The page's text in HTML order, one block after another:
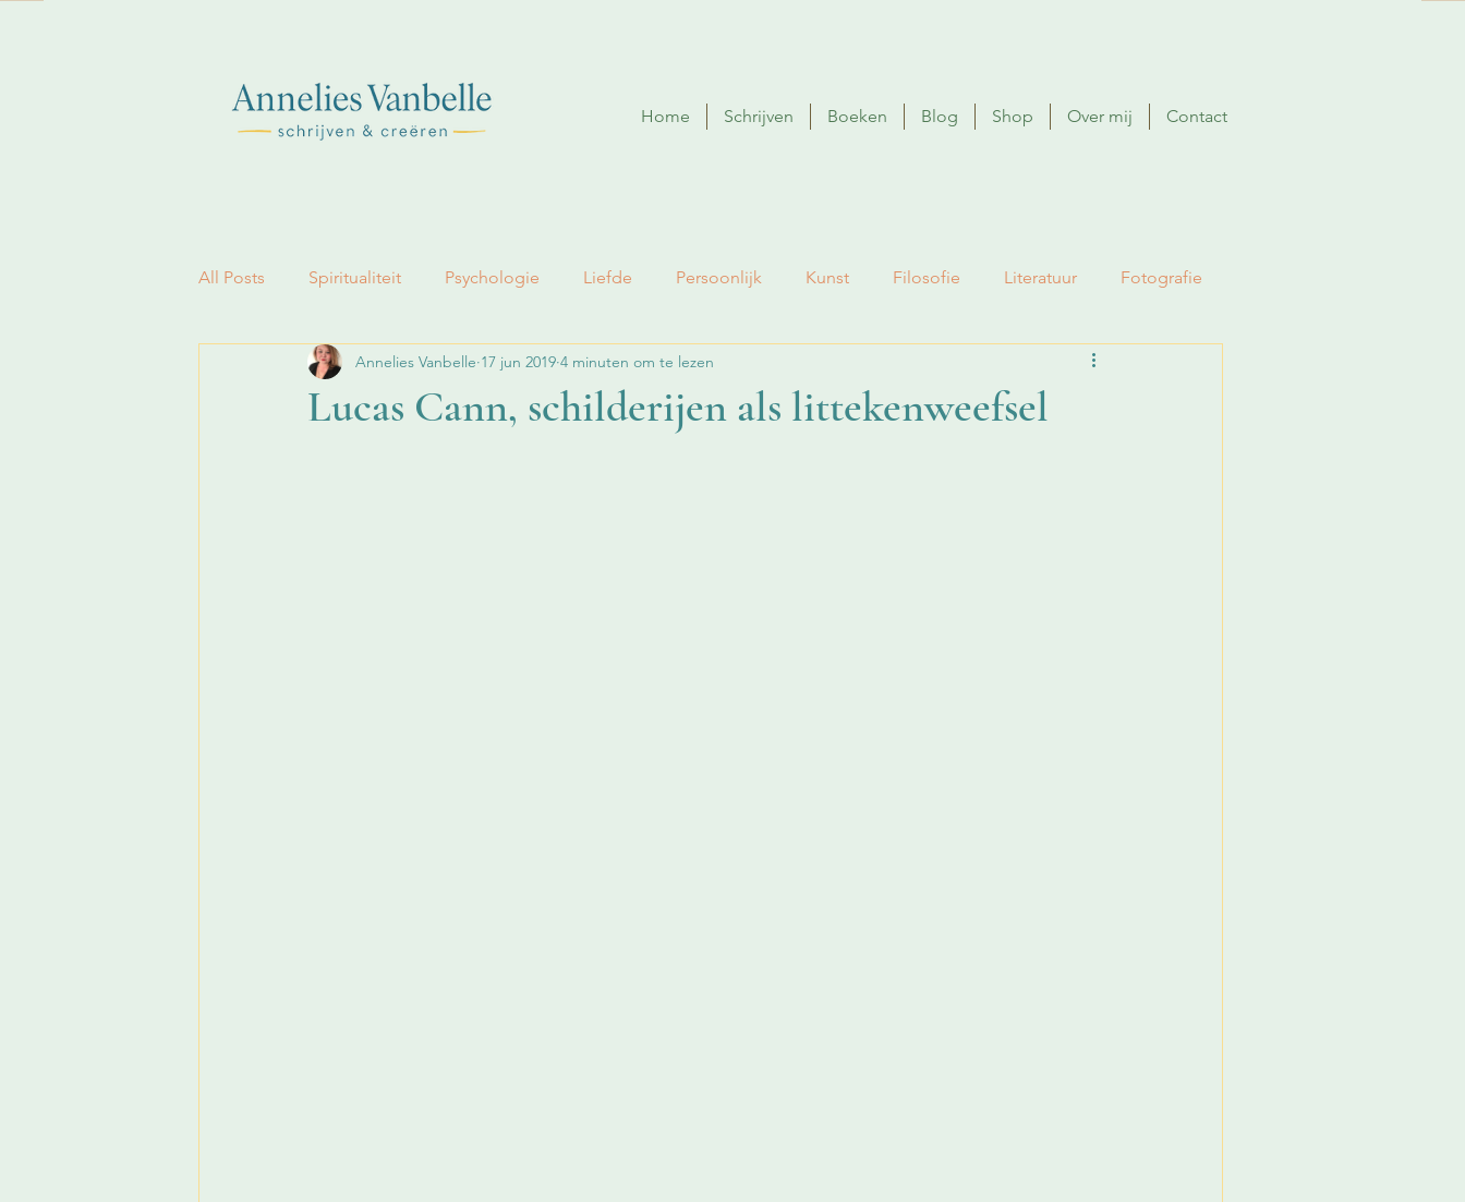
Home Schrijven Boeken Blog Shop Over mij Contact
All Posts Spiritualiteit Psychologie Liefde Persoonlijk Kunst Filosofie Literatuur Fotografie
Lucas Cann, schilderijen als littekenweefsel
Annelies Vanbelle 17 jun 2019 4 minuten om te lezen